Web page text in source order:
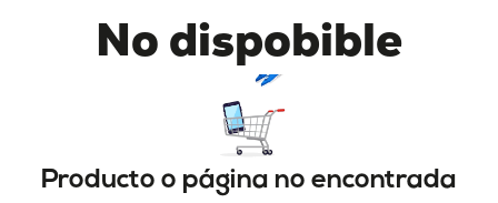
No dispobible
Producto o página no encontrada